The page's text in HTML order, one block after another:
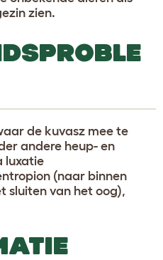
zien.
de kuvasz mee te
andere heup- en
luxatie
(naar binnen
sluiten van het oog),